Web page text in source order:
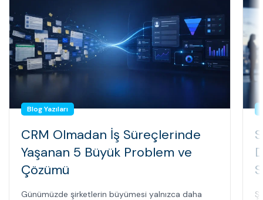
Blog Yazıları
CRM Olmadan İş Süreçlerinde
Yaşanan 5 Büyük Problem ve
Çözümü
Günümüzde şirketlerin büyümesi yalnızca daha